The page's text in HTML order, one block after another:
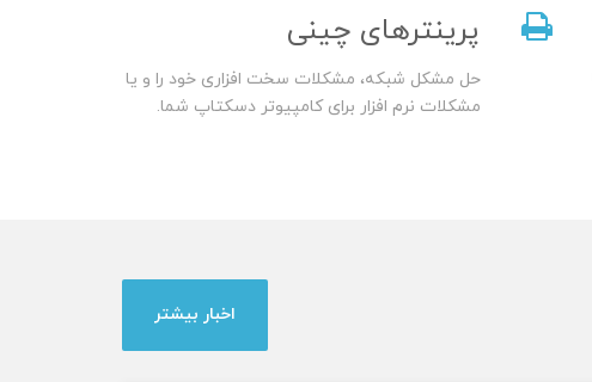
پرینترهای چینی
حل مشکل شبکه، مشکلات سخت افزاری خود را و یا
مشکلات نرم افزار برای کامپیوتر دسکتاپ شما.
اخبار بیشتر